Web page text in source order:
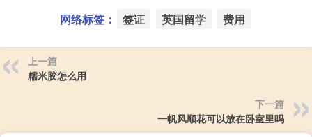
网络标签： 签证 英国留学 费用
上一篇
糯米胶怎么用
下一篇
一帆风顺花可以放在卧室里吗